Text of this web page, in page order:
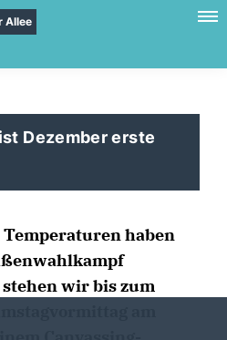
Allee
Dezember erste
haben
wir bis zum
am